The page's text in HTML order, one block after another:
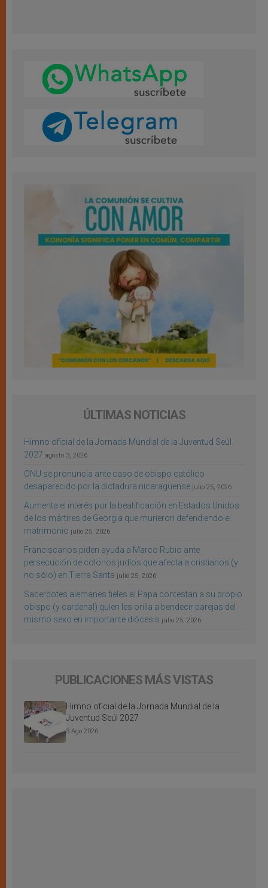
ÚLTIMAS NOTICIAS
Himno oficial de la Jornada Mundial de la Juventud Seúl
2027 agosto 3, 2026
ONU se pronuncia ante caso de obispo católico
desaparecido por la dictadura nicaragüense julio 25, 2026
Aumenta el interés por la beatificación en Estados Unidos
de los mártires de Georgia que murieron defendiendo el
matrimonio julio 25, 2026
Franciscanos piden ayuda a Marco Rubio ante
persecución de colonos judíos que afecta a cristianos (y
no sólo) en Tierra Santa julio 25, 2026
Sacerdotes alemanes fieles al Papa contestan a su propio
obispo (y cardenal) quien les orilla a bendecir parejas del
mismo sexo en importante diócesis julio 25, 2026
PUBLICACIONES MÁS VISTAS
Himno oficial de la Jornada Mundial de la
Juventud Seúl 2027
3 Ago 2026